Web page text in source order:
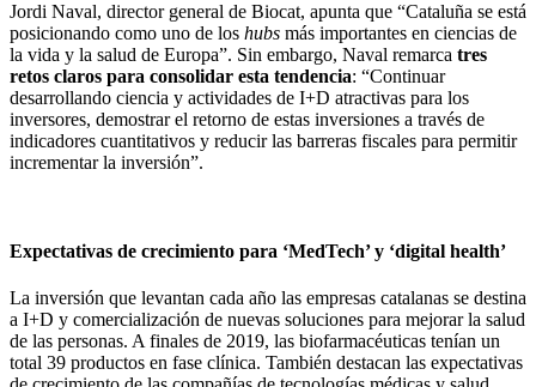
Jordi Naval, director general de Biocat, apunta que “Cataluña se está
posicionando como uno de los hubs más importantes en ciencias de
la vida y la salud de Europa”. Sin embargo, Naval remarca tres
retos claros para consolidar esta tendencia: “Continuar
desarrollando ciencia y actividades de I+D atractivas para los
inversores, demostrar el retorno de estas inversiones a través de
indicadores cuantitativos y reducir las barreras fiscales para permitir
incrementar la inversión”.
Expectativas de crecimiento para ‘MedTech’ y ‘digital health’
La inversión que levantan cada año las empresas catalanas se destina
a I+D y comercialización de nuevas soluciones para mejorar la salud
de las personas. A finales de 2019, las biofarmacéuticas tenían un
total 39 productos en fase clínica. También destacan las expectativas